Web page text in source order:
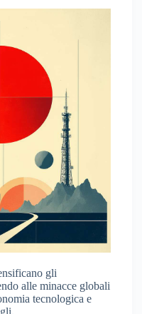
gli
alle minacce globali
tecnologica e